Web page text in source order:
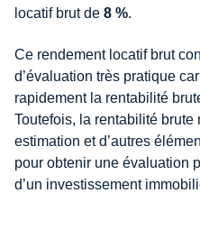
locatif brut de 8 %.
Ce rendement locatif brut
d’évaluation très pratique
rapidement la rentabilité
Toutefois, la rentabilité brute
estimation et d’autres
pour obtenir une évaluation
d’un investissement